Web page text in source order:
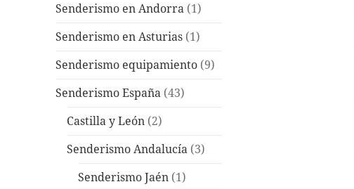
Senderismo en Andorra (1)
Senderismo en Asturias (1)
Senderismo equipamiento (9)
Senderismo España (43)
Castilla y León (2)
Senderismo Andalucía (3)
Senderismo Jaén (1)